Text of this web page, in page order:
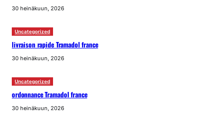
30 heinäkuun, 2026
Uncategorized
livraison rapide Tramadol france
30 heinäkuun, 2026
Uncategorized
ordonnance Tramadol france
30 heinäkuun, 2026